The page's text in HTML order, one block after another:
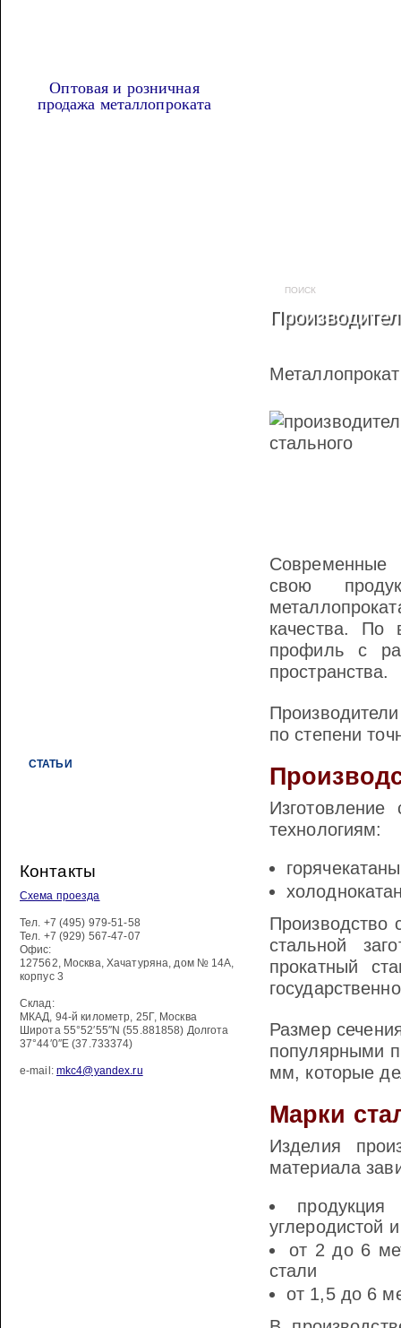
Оптовая и розничная
продажа металлопроката
СТАТЬИ
Контакты
Схема проезда
Тел. +7 (495) 979-51-58
Тел. +7 (929) 567-47-07
Офис:
127562, Москва, Хачатуряна, дом № 14А,
корпус 3
Склад:
МКАД, 94-й километр, 25Г, Москва
Широта 55°52′55″N (55.881858) Долгота
37°44′0″E (37.733374)
e-mail: mkc4@yandex.ru
Современные
свою
качества. По
профиль с
пространства.
по степени
технологиям:
Производство
стальной
прокатный
Размер
популярными
мм, которые
Марки
Изделия
материала
углеродистой
от 2 до 6
стали
от 1,5 до 6